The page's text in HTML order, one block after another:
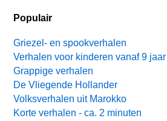
Populair
Griezel- en spookverhalen
Verhalen voor kinderen vanaf 9 jaar
Grappige verhalen
De Vliegende Hollander
Volksverhalen uit Marokko
Korte verhalen - ca. 2 minuten